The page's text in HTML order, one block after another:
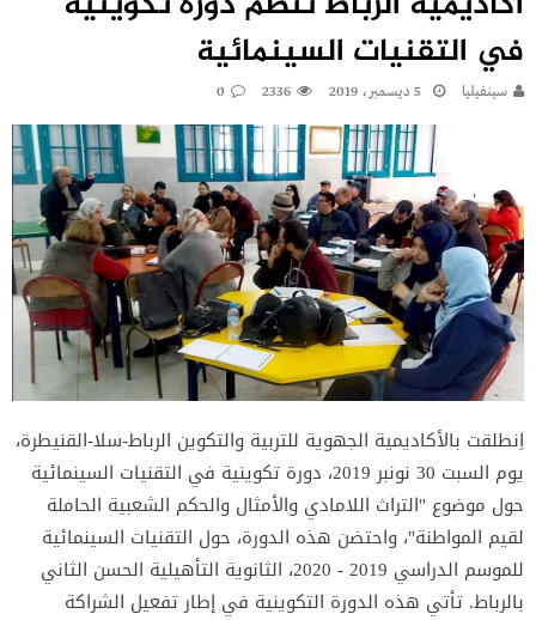
في التقنيات السينمائية
سينفيليا 5 ديسمبر، 2019 2336
0
اِنطلقت بالأكاديمية الجهوية للتربية والتكوين الرباط-سلا-القنيطرة،
يوم السبت 30 نونبر 2019، دورة تكوينية في التقنيات السينمائية
حول موضوع "التراث اللامادي والأمثال والحكم الشعبية الحاملة
لقيم المواطنة"، واحتضن هذه الدورة، حول التقنيات السينمائية
للموسم الدراسي 2019 - 2020، الثانوية التأهيلية الحسن الثاني
بالرباط. تأتي هذه الدورة التكوينية في إطار تفعيل الشراكة